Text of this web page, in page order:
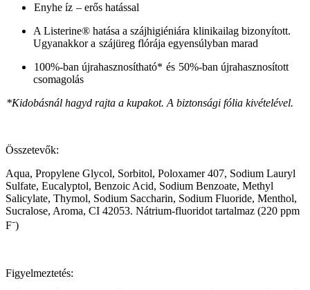
Enyhe íz – erős hatással
A Listerine® hatása a szájhigiéniára klinikailag bizonyított.
Ugyanakkor a szájüreg flórája egyensúlyban marad
100%-ban újrahasznosítható* és 50%-ban újrahasznosított
csomagolás
*Kidobásnál hagyd rajta a kupakot. A biztonsági fólia kivételével.
Összetevők:
Aqua, Propylene Glycol, Sorbitol, Poloxamer 407, Sodium Lauryl
Sulfate, Eucalyptol, Benzoic Acid, Sodium Benzoate, Methyl
Salicylate, Thymol, Sodium Saccharin, Sodium Fluoride, Menthol,
Sucralose, Aroma, CI 42053. Nátrium-fluoridot tartalmaz (220 ppm
F⁻)
Figyelmeztetés: